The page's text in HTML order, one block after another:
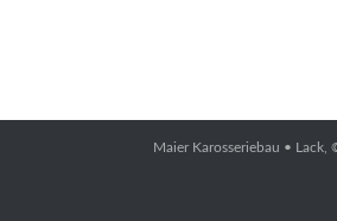
Maier Karosseriebau • Lack,